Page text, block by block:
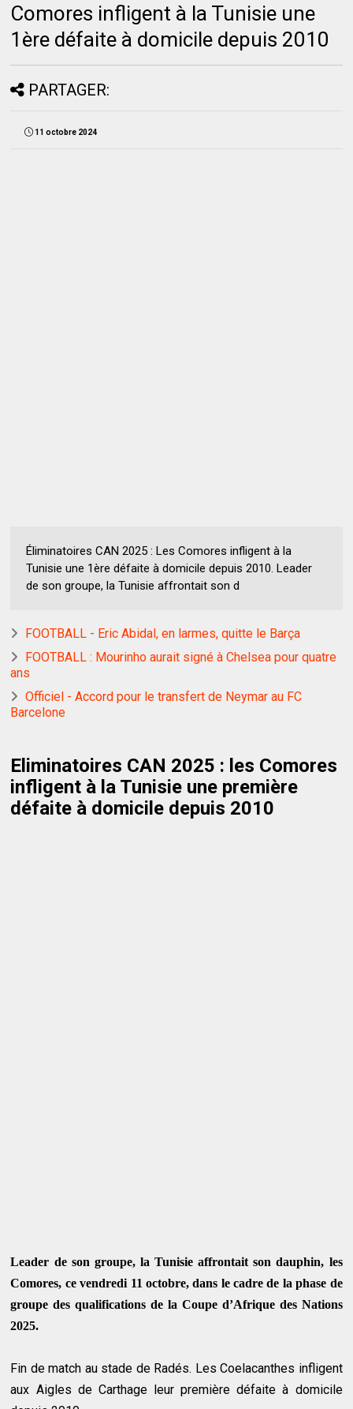
Comores infligent à la Tunisie une
1ère défaite à domicile depuis 2010
PARTAGER:
11 octobre 2024
Éliminatoires CAN 2025 : Les Comores infligent à la
Tunisie une 1ère défaite à domicile depuis 2010. Leader
de son groupe, la Tunisie affrontait son d
FOOTBALL - Eric Abidal, en larmes, quitte le Barça
FOOTBALL : Mourinho aurait signé à Chelsea pour quatre
ans
Officiel - Accord pour le transfert de Neymar au FC
Barcelone
Eliminatoires CAN 2025 : les Comores
infligent à la Tunisie une première
défaite à domicile depuis 2010
Leader de son groupe, la Tunisie affrontait son dauphin, les
Comores, ce vendredi 11 octobre, dans le cadre de la phase de
groupe des qualifications de la Coupe d’Afrique des Nations
2025.
Fin de match au stade de Radés. Les Coelacanthes infligent
aux Aigles de Carthage leur première défaite à domicile